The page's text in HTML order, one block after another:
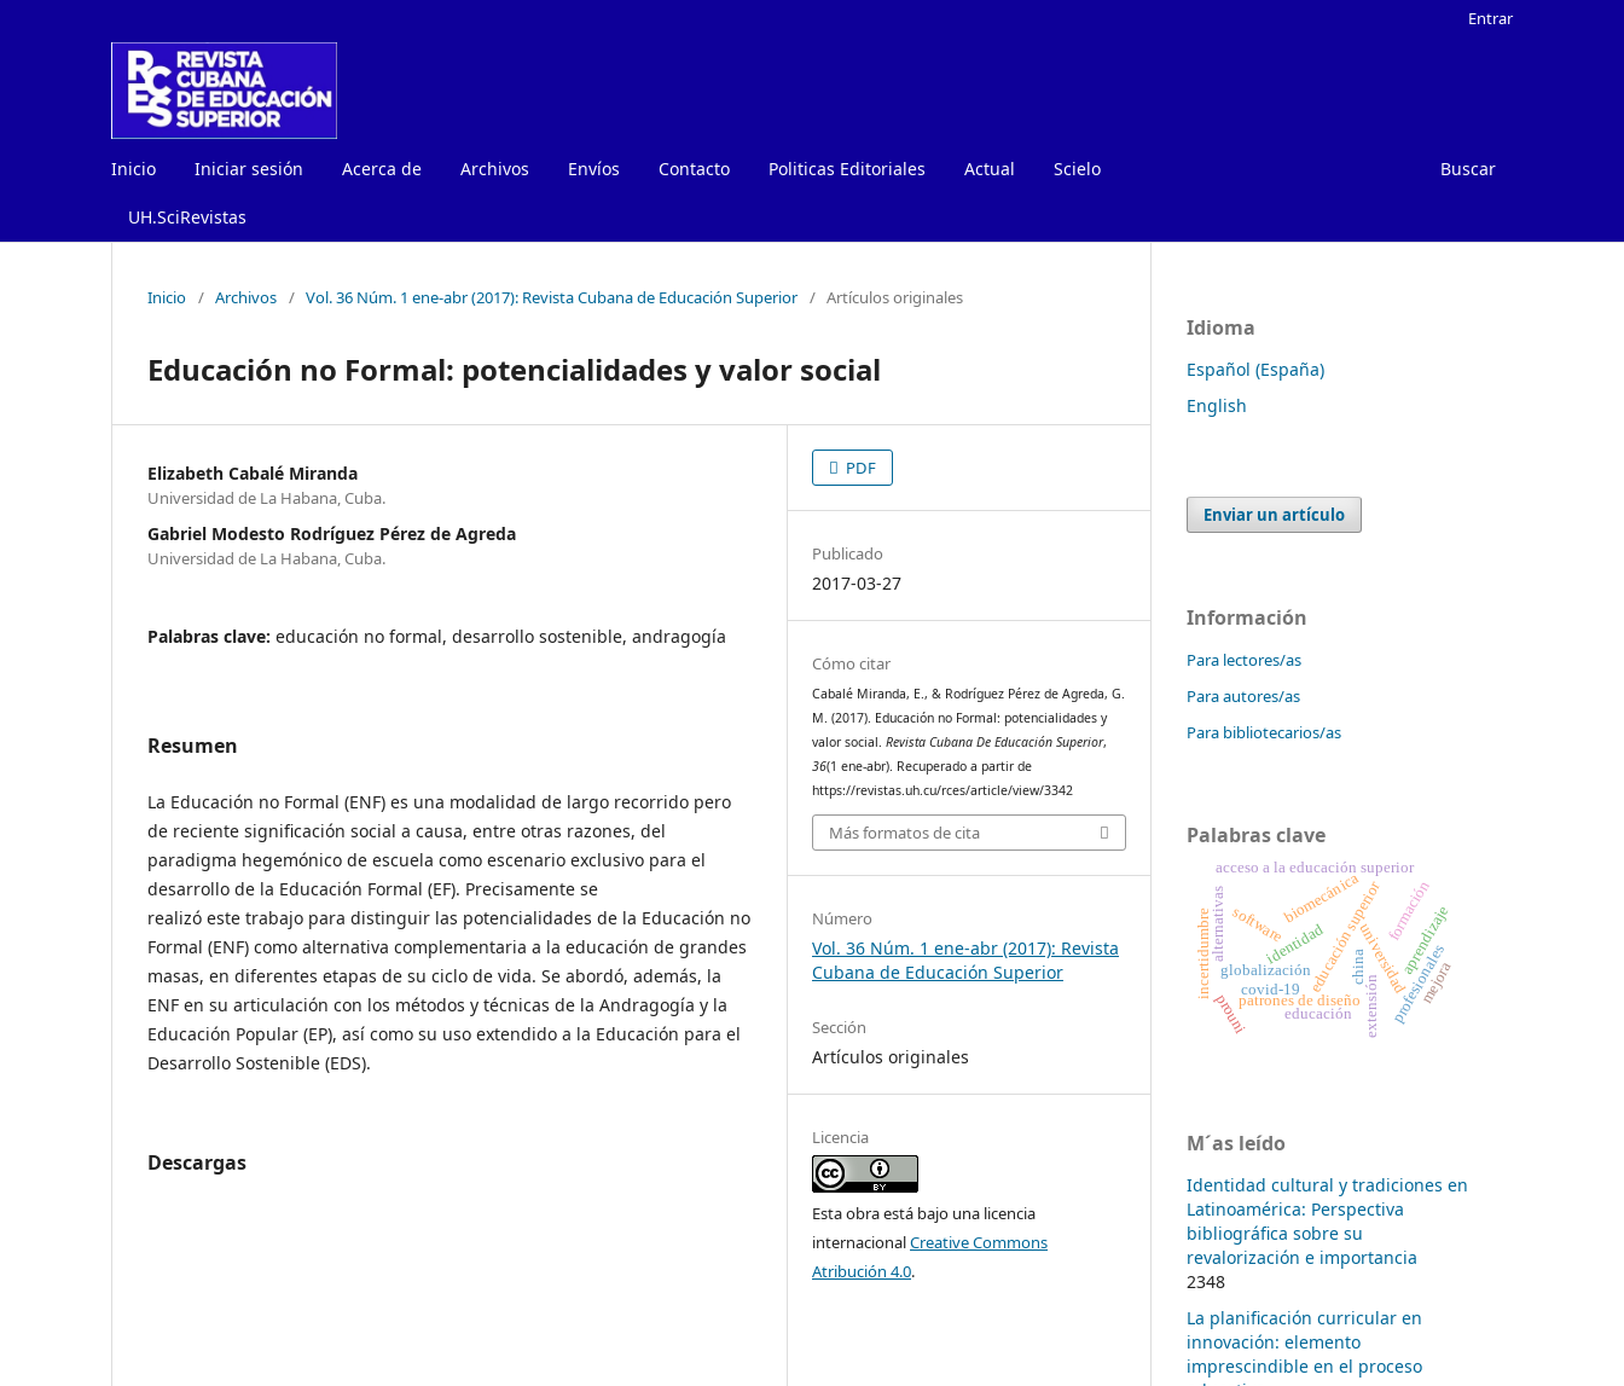
Inicio Iniciar sesión Acerca de Archivos Envíos Contacto Politicas Editoriales Actual Scielo
UH.SciRevistas
Buscar
Entrar
Inicio / Archivos / Vol. 36 Núm. 1 ene-abr (2017): Revista Cubana de Educación Superior / Artículos originales
Educación no Formal: potencialidades y valor social
Elizabeth Cabalé Miranda
Universidad de La Habana, Cuba.
Gabriel Modesto Rodríguez Pérez de Agreda
Universidad de La Habana, Cuba.
Palabras clave: educación no formal, desarrollo sostenible, andragogía
Resumen
La Educación no Formal (ENF) es una modalidad de largo recorrido pero
de reciente significación social a causa, entre otras razones, del
paradigma hegemónico de escuela como escenario exclusivo para el
desarrollo de la Educación Formal (EF). Precisamente se
realizó este trabajo para distinguir las potencialidades de la Educación no
Formal (ENF) como alternativa complementaria a la educación de grandes
masas, en diferentes etapas de su ciclo de vida. Se abordó, además, la
ENF en su articulación con los métodos y técnicas de la Andragogía y la
Educación Popular (EP), así como su uso extendido a la Educación para el
Desarrollo Sostenible (EDS).
Descargas
PDF
Publicado
2017-03-27
Cómo citar
Cabalé Miranda, E., & Rodríguez Pérez de Agreda, G.
M. (2017). Educación no Formal: potencialidades y
valor social.Revista Cubana De Educación Superior,
36(1 ene-abr). Recuperado a partir de
https://revistas.uh.cu/rces/article/view/3342
Más formatos de cita
Número
Vol. 36 Núm. 1 ene-abr (2017): Revista
Cubana de Educación Superior
Sección
Artículos originales
Licencia
Esta obra está bajo una licencia
internacionalCreative Commons
Atribución 4.0.
Idioma
Español (España)
English
Enviar un artículo
Información
Para lectores/as
Para autores/as
Para bibliotecarios/as
Palabras clave
china
educación superior
globalización
identidad
acceso a la educación superior
patrones de diseño
software universidad
formación
profesionales
biomecánica
aprendizaje
extensión
alternativas
mejora
educación
incertidumbre covid-19
prouni
M´as leído
Identidad cultural y tradiciones en
Latinoamérica: Perspectiva
bibliográfica sobre su
revalorización e importancia
2348
La planificación curricular en
innovación: elemento
imprescindible en el proceso